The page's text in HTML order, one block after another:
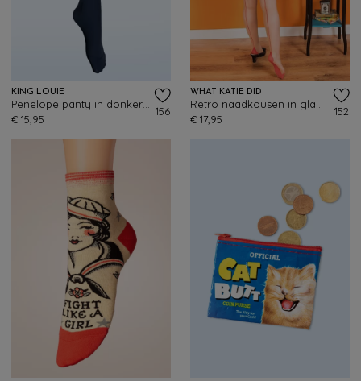
KING LOUIE
€ 15,95
156
WHAT KATIE DID
€ 17,95
152